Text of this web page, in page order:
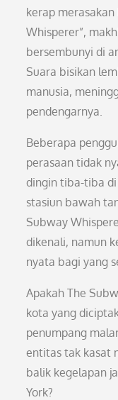
kerap
Whisperer”,
bersembunyi di
Suara bisikan
manusia,
pendengarnya.
Beberapa
perasaan tidak
dingin tiba-tiba
stasiun bawah
Subway
dikenali, namun
nyata bagi yang
Apakah The
kota yang
penumpang
entitas tak kasat
balik kegelapan
York?